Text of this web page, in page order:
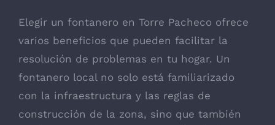
Elegir un fontanero en Torre Pacheco ofrece
varios beneficios que pueden facilitar la
resolución de problemas en tu hogar. Un
fontanero local no solo está familiarizado
con la infraestructura y las reglas de
construcción de la zona, sino que también